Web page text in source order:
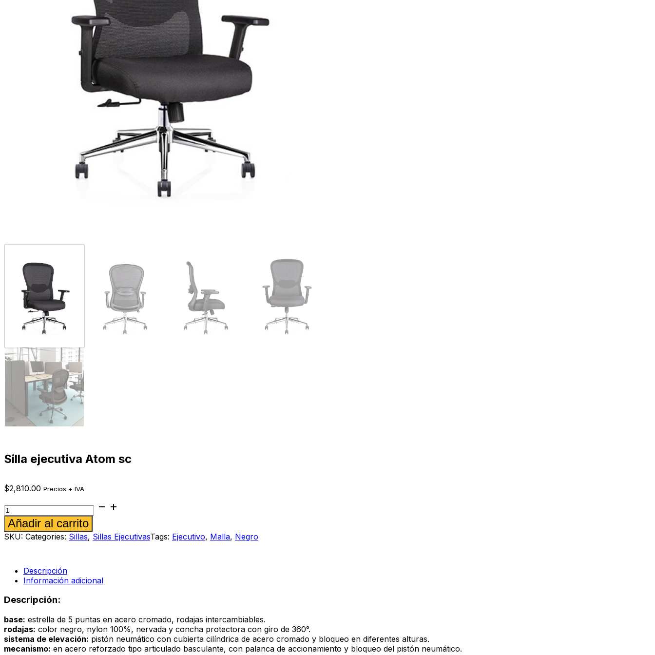
Silla ejecutiva Atom sc
$2,810.00 Precios + IVA
Silla
ejecutiva
Atom
sc
cantidad
Añadir al carrito
SKU: Categories: Sillas, Sillas EjecutivasTags: Ejecutivo, Malla, Negro
Descripción
Información adicional
Descripción:
base: estrella de 5 puntas en acero cromado, rodajas intercambiables.
rodajas: color negro, nylon 100%, nervada y concha protectora con giro de 360°.
sistema de elevación: pistón neumático con cubierta cilíndrica de acero cromado y bloqueo en diferentes alturas.
mecanismo: en acero reforzado tipo articulado basculante, con palanca de accionamiento y bloqueo del pistón neumático.